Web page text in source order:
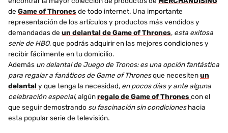
de Game of Thrones de todo internet. Una importante
representación de los artículos y productos más vendidos y
demandadas de un delantal de Game of Thrones, esta exitosa
serie de HBO, que podrás adquirir en las mejores condiciones y
recibir fácilmente en tu domicilio.
Además un delantal de Juego de Tronos: es una opción fantástica
para regalar a fanáticos de Game of Thronesque necesitenun
delantal y que tenga la necesidad, en pocos días y ante alguna
celebración especial, algúnregalo de Game of Thrones con el
que seguir demostrando su fascinación sin condicioneshacia
esta popular serie de televisión.